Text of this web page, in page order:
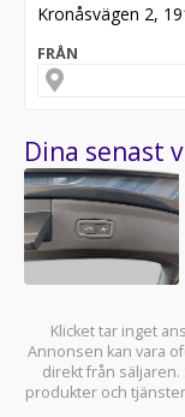
Kronåsvägen 2,
FRÅN
Dina senast
Klicket tar inget
Annonsen kan vara
direkt från
produkter och